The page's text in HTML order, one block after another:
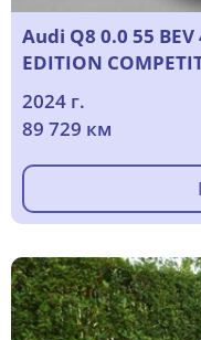
Audi Q8 0.0 55 BEV
EDITION
2024 г.
89 729 км